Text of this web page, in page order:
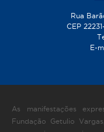
Rua
CEP
E-
As manifestações
Fundação Getulio